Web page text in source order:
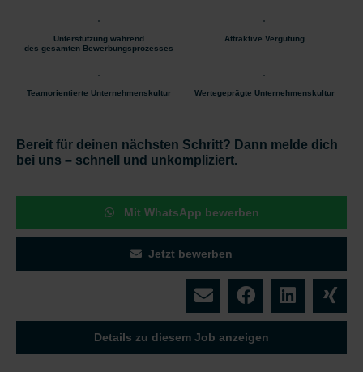
Unterstützung während
des gesamten Bewerbungsprozesses
Attraktive Vergütung
Teamorientierte Unternehmenskultur Wertegeprägte Unternehmenskultur
Bereit für deinen nächsten Schritt? Dann melde dich
bei uns – schnell und unkompliziert.
Mit WhatsApp bewerben
Jetzt bewerben
Details zu diesem Job anzeigen